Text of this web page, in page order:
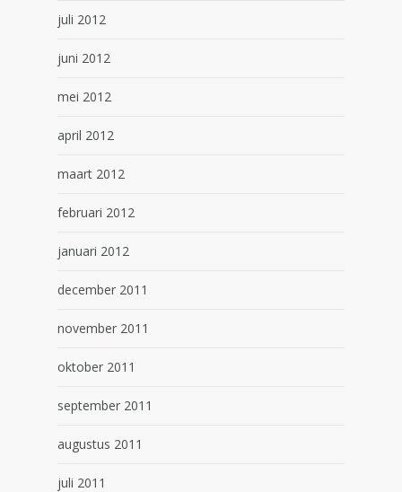
juli 2012
juni 2012
mei 2012
april 2012
maart 2012
februari 2012
januari 2012
december 2011
november 2011
oktober 2011
september 2011
augustus 2011
juli 2011